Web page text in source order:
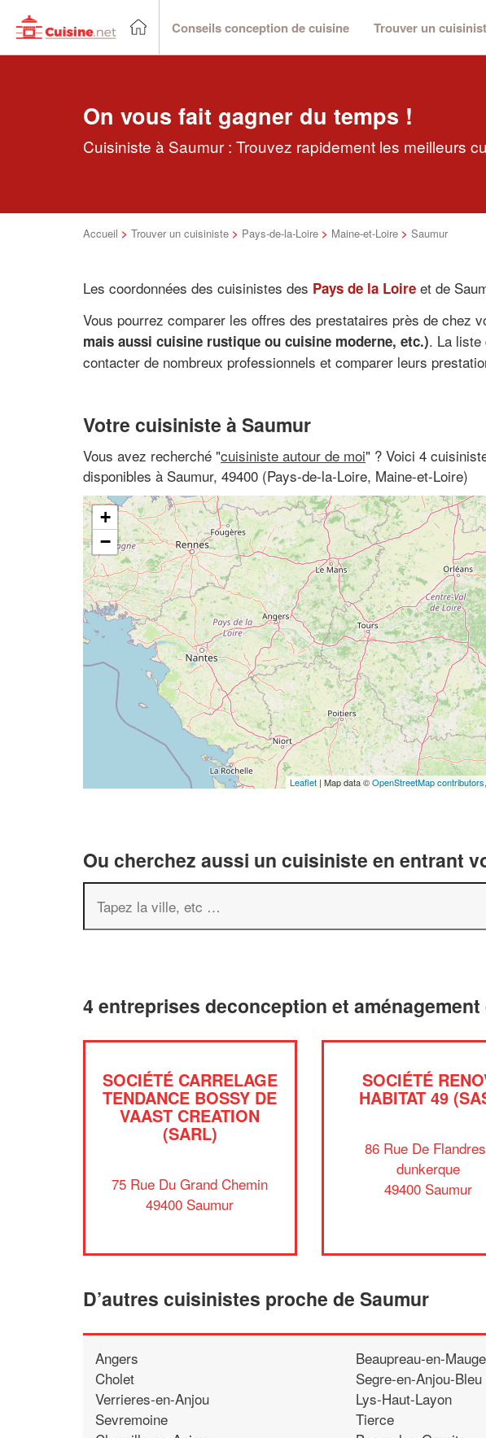
Conseils conception de cuisine Trouver un
On vous fait gagner du temps !
Cuisiniste à Saumur : Trouvez rapidement les meilleurs
Accueil > Trouver un cuisiniste > Pays-de-la-Loire > Maine-et-Loire > Saumur
Les coordonnées des cuisinistes des Pays de la Loire et de
Vous pourrez comparer les offres des prestataires près de chez
mais aussi cuisine rustique ou cuisine moderne, etc.). La liste
contacter de nombreux professionnels et comparer leurs
Votre cuisiniste à Saumur
Vous avez recherché "cuisiniste autour de moi" ? Voici 4
disponibles à Saumur, 49400 (Pays-de-la-Loire, Maine-et-Loire)
+
−
Leaflet | Map data ©OpenStreetMap contributors,
Ou cherchez aussi un cuisiniste en entrant
4 entreprises deconception et
SOCIÉTÉ CARRELAGE
TENDANCE BOSSY DE
VAAST CREATION
(SARL)
75 Rue Du Grand Chemin
49400 Saumur
SOCIÉTÉ
HABITAT 49
86 Rue De
dunkerque
49400 Saumur
D’autres cuisinistes proche de Saumur
Angers
Cholet
Verrieres-en-Anjou
Sevremoine
Beaupreau-en-
Segre-en-Anjou-Bleu
Lys-Haut-Layon
Tierce